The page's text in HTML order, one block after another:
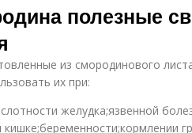
полезные
из смородинового
их при:
желудка;язвенной